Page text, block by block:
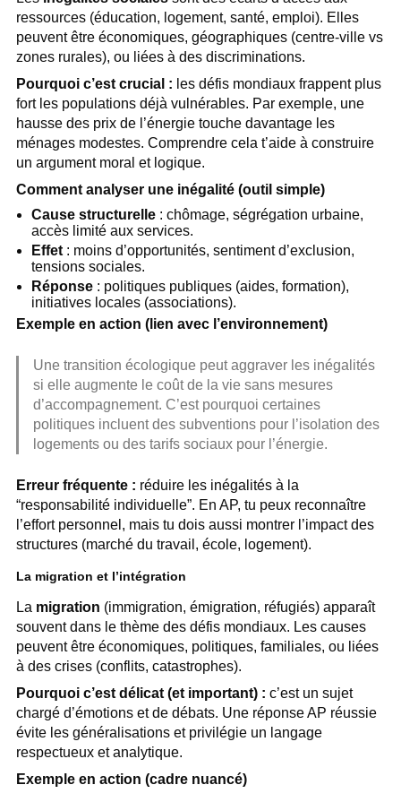
ressources (éducation, logement, santé, emploi). Elles
peuvent être économiques, géographiques (centre-ville vs
zones rurales), ou liées à des discriminations.
Pourquoi c’est crucial : les défis mondiaux frappent plus
fort les populations déjà vulnérables. Par exemple, une
hausse des prix de l’énergie touche davantage les
ménages modestes. Comprendre cela t’aide à construire
un argument moral et logique.
Comment analyser une inégalité (outil simple)
Cause structurelle : chômage, ségrégation urbaine,
accès limité aux services.
Effet : moins d’opportunités, sentiment d’exclusion,
tensions sociales.
Réponse : politiques publiques (aides, formation),
initiatives locales (associations).
Exemple en action (lien avec l’environnement)
Une transition écologique peut aggraver les inégalités
si elle augmente le coût de la vie sans mesures
d’accompagnement. C’est pourquoi certaines
politiques incluent des subventions pour l’isolation des
logements ou des tarifs sociaux pour l’énergie.
Erreur fréquente : réduire les inégalités à la
“responsabilité individuelle”. En AP, tu peux reconnaître
l’effort personnel, mais tu dois aussi montrer l’impact des
structures (marché du travail, école, logement).
La migration et l’intégration
La migration (immigration, émigration, réfugiés) apparaît
souvent dans le thème des défis mondiaux. Les causes
peuvent être économiques, politiques, familiales, ou liées
à des crises (conflits, catastrophes).
Pourquoi c’est délicat (et important) : c’est un sujet
chargé d’émotions et de débats. Une réponse AP réussie
évite les généralisations et privilégie un langage
respectueux et analytique.
Exemple en action (cadre nuancé)